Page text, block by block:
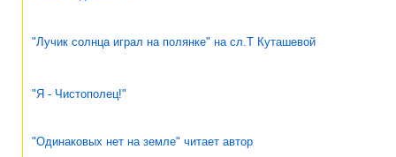
"Лучик солнца играл на полянке" на сл.Т Куташевой
"Я - Чистополец!"
"Одинаковых нет на земле" читает автор